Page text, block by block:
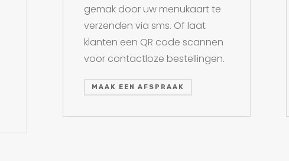
gemak door uw menukaart te
verzenden via sms. Of laat
klanten een QR code scannen
voor contactloze bestellingen.
MAAK EEN AFSPRAAK